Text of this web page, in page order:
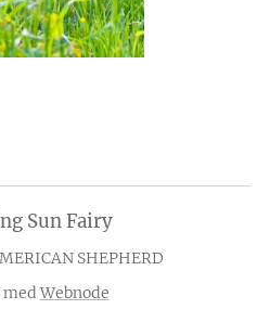
Sun Fairy
SHEPHERD
medWebnode